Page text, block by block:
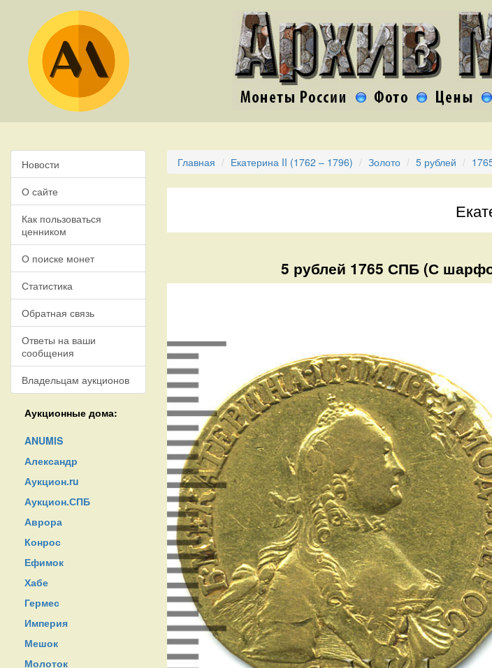
Новости
О сайте
Как пользоваться
ценником
О поиске монет
Статистика
Обратная связь
Ответы на ваши
сообщения
Владельцам аукционов
Аукционные дома:
ANUMIS
Александр
Аукцион.ru
Аукцион.СПБ
Аврора
Конрос
Ефимок
Хабе
Гермес
Империя
Мешок
Молоток
Главная Екатерина II (1762 – 1796) Золото 5 рублей
5 рублей 1765 СПБ (С